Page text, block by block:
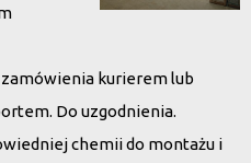
kurierem lub
Do uzgodnienia.
chemii do montażu i